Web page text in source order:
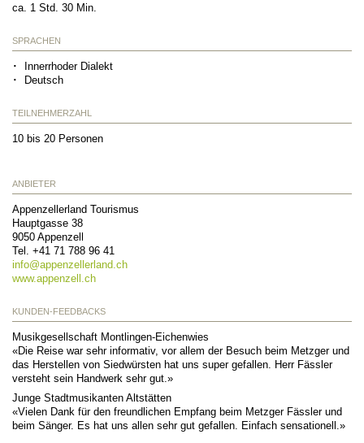
ca. 1 Std. 30 Min.
SPRACHEN
Innerrhoder Dialekt
Deutsch
TEILNEHMERZAHL
10 bis 20 Personen
ANBIETER
Appenzellerland Tourismus
Hauptgasse 38
9050 Appenzell
Tel. +41 71 788 96 41
info@appenzellerland.ch
www.appenzell.ch
KUNDEN-FEEDBACKS
Musikgesellschaft Montlingen-Eichenwies
«Die Reise war sehr informativ, vor allem der Besuch beim Metzger und
das Herstellen von Siedwürsten hat uns super gefallen. Herr Fässler
versteht sein Handwerk sehr gut.»
Junge Stadtmusikanten Altstätten
«Vielen Dank für den freundlichen Empfang beim Metzger Fässler und
beim Sänger. Es hat uns allen sehr gut gefallen. Einfach sensationell.»